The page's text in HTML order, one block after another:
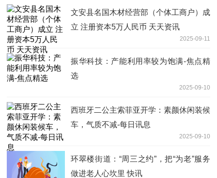
文安县名国木材经营部（个体工商户）成
立 注册资本5万人民币 天天资讯
2025-09-11
振华科技：产能利用率较为饱满-焦点精
选
2025-09-10
西班牙二公主索菲亚开学：素颜休闲装候
车，气质不减-每日讯息
2025-09-10
环翠楼街道：“周三之约”，把“为老”服务
做进老人心坎里 快讯